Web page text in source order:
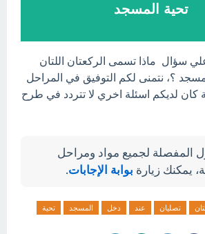
تحية المسجد
علي سؤال ماذا تسمى الركعتان اللتان
؟، نتمنى لكم التوفيق في المراحل
كان لديكم اسئلة اخري لا تتردد في طرح
المفصلة لجميع مواد ومراحل
يمكنك زيارة بوابة الإجابات.
تصليان عند دخل المسجد تحية